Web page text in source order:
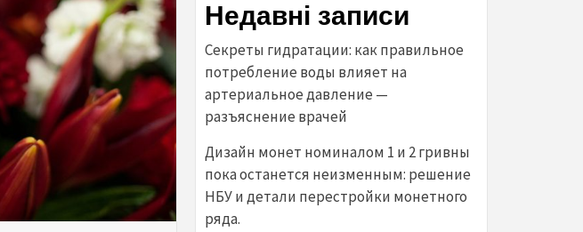
Недавні записи
Секреты гидратации: как правильное
потребление воды влияет на
артериальное давление —
разъяснение врачей
Дизайн монет номиналом 1 и 2 гривны
пока останется неизменным: решение
НБУ и детали перестройки монетного
ряда.